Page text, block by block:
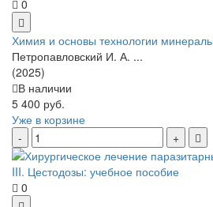
0
Химия и основы технологии
Петропавловский И. А. ...
(2025)
В наличии
5 400 руб.
Уже в корзине
0